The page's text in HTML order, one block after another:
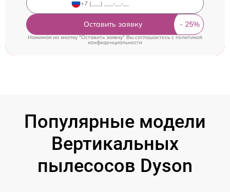
Оставить заявку
Нажимая на кнопку "Оставить заявку" Вы соглашаетесь cполитикой
конфиденциальности
Популярные модели
Вертикальных
пылесосов Dyson